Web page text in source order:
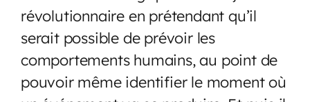
révolutionnaire en prétendant qu’il
serait possible de prévoir les
comportements humains, au point de
pouvoir même identifier le moment où